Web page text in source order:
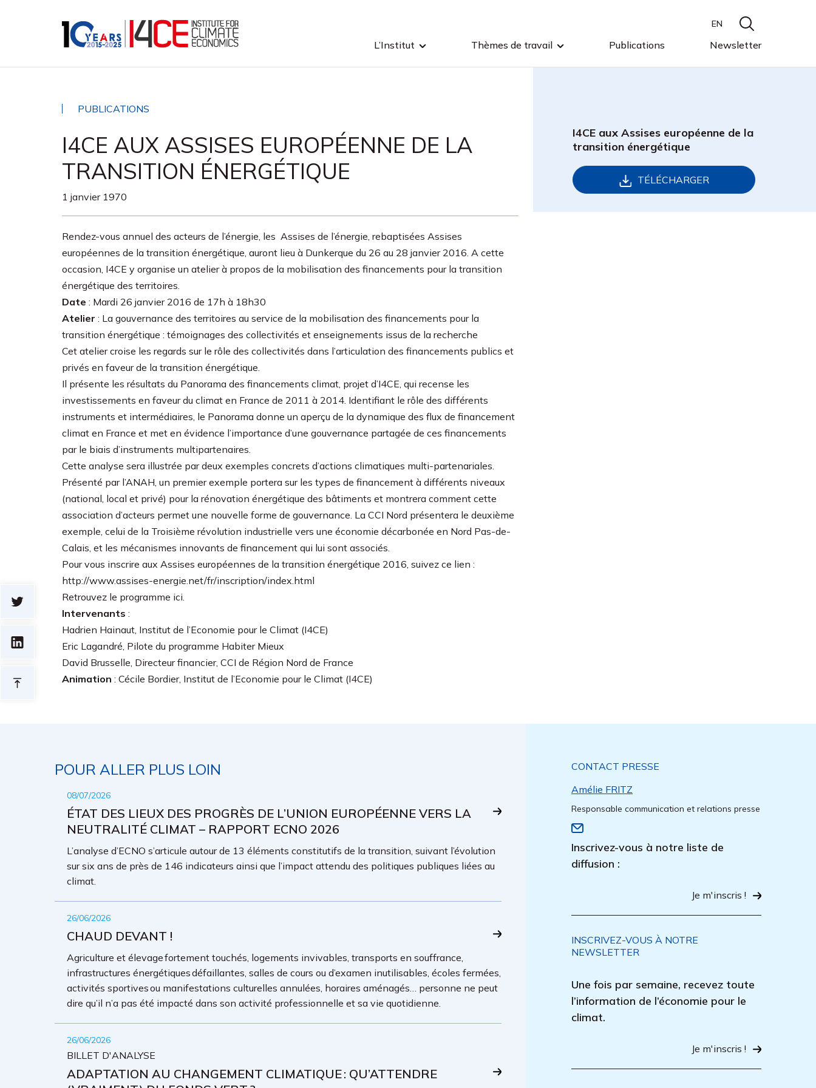
L’Institut Thèmes de travail Publications Newsletter
EN
PUBLICATIONS
I4CE AUX ASSISES EUROPÉENNE DE LA
TRANSITION ÉNERGÉTIQUE
1 janvier 1970
Rendez-vous annuel des acteurs de l’énergie, les Assises de l’énergie, rebaptisées Assises
européennes de la transition énergétique, auront lieu à Dunkerque du 26 au 28 janvier 2016. A cette
occasion, I4CE y organise un atelier à propos de la mobilisation des financements pour la transition
énergétique des territoires.
Date : Mardi 26 janvier 2016 de 17h à 18h30
Atelier : La gouvernance des territoires au service de la mobilisation des financements pour la
transition énergétique : témoignages des collectivités et enseignements issus de la recherche
Cet atelier croise les regards sur le rôle des collectivités dans l’articulation des financements publics et
privés en faveur de la transition énergétique.
Il présente les résultats du Panorama des financements climat, projet d’I4CE, qui recense les
investissements en faveur du climat en France de 2011 à 2014. Identifiant le rôle des différents
instruments et intermédiaires, le Panorama donne un aperçu de la dynamique des flux de financement
climat en France et met en évidence l’importance d’une gouvernance partagée de ces financements
par le biais d’instruments multipartenaires.
Cette analyse sera illustrée par deux exemples concrets d’actions climatiques multi-partenariales.
Présenté par l’ANAH, un premier exemple portera sur les types de financement à différents niveaux
(national, local et privé) pour la rénovation énergétique des bâtiments et montrera comment cette
association d’acteurs permet une nouvelle forme de gouvernance. La CCI Nord présentera le deuxième
exemple, celui de la Troisième révolution industrielle vers une économie décarbonée en Nord Pas-de-
Calais, et les mécanismes innovants de financement qui lui sont associés.
Pour vous inscrire aux Assises européennes de la transition énergétique 2016, suivez ce lien :
http://www.assises-energie.net/fr/inscription/index.html
Retrouvez le programme ici.
Intervenants :
Hadrien Hainaut, Institut de l’Economie pour le Climat (I4CE)
Eric Lagandré, Pilote du programme Habiter Mieux
David Brusselle, Directeur financier, CCI de Région Nord de France
Animation : Cécile Bordier, Institut de l’Economie pour le Climat (I4CE)
I4CE aux Assises européenne de la
transition énergétique
TÉLÉCHARGER
POUR ALLER PLUS LOIN
08/07/2026
ÉTAT DES LIEUX DES PROGRÈS DE L’UNION EUROPÉENNE VERS LA
NEUTRALITÉ CLIMAT – RAPPORT ECNO 2026
L’analyse d’ECNO s’articule autour de 13 éléments constitutifs de la transition, suivant l’évolution
sur six ans de près de 146 indicateurs ainsi que l’impact attendu des politiques publiques liées au
climat.
26/06/2026
CHAUD DEVANT !
Agriculture et élevage fortement touchés, logements invivables, transports en souffrance,
infrastructures énergétiques défaillantes, salles de cours ou d’examen inutilisables, écoles fermées,
activités sportives ou manifestations culturelles annulées, horaires aménagés… personne ne peut
dire qu’il n’a pas été impacté dans son activité professionnelle et sa vie quotidienne.
26/06/2026
BILLET D'ANALYSE
ADAPTATION AU CHANGEMENT CLIMATIQUE : QU’ATTENDRE
CONTACT PRESSE
Amélie FRITZ
Responsable communication et relations presse
Inscrivez-vous à notre liste de
diffusion :
Je m'inscris !
INSCRIVEZ-VOUS À NOTRE
NEWSLETTER
Une fois par semaine, recevez toute
l’information de l’économie pour le
climat.
Je m'inscris !